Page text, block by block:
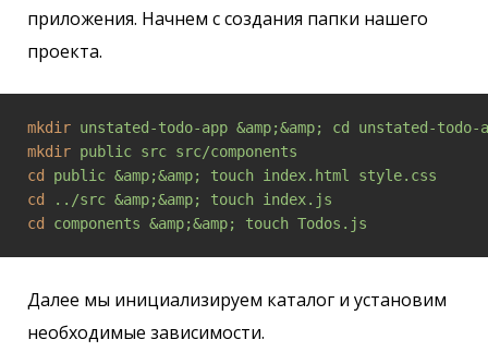
приложения. Начнем с создания папки нашего
проекта.
mkdir unstated-todo-app &amp;&amp; cd unstated-todo-
mkdir public src src/components
cd
public &amp;&amp; touch index.html style.css
cd
../src &amp;&amp; touch index.js
cd
components &amp;&amp; touch Todos.js
Далее мы инициализируем каталог и установим
необходимые зависимости.